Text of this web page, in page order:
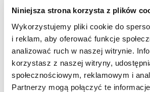
Niniejsza strona korzysta z plików
Wykorzystujemy pliki cookie do
i reklam, aby oferować funkcje
analizować ruch w naszej witrynie.
korzystasz z naszej witryny,
społecznościowym, reklamowym i
Partnerzy mogą połączyć te
Mleko lekko podgrzewamy do
wykruszamy drożdże
,mieszamy i dodajemy z 3
wierzch . Odstawiamy do
miski przesiewamy resztę
jajka ,cukier i wyrośnięty